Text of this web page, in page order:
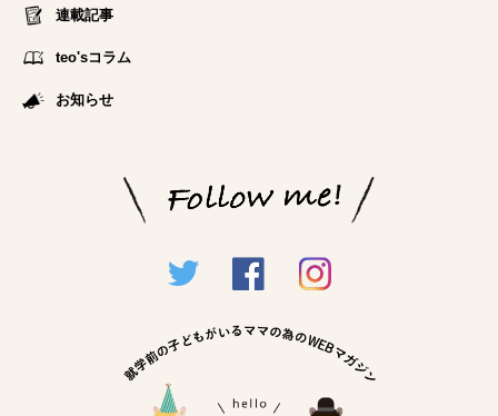
連載記事
teo'sコラム
お知らせ